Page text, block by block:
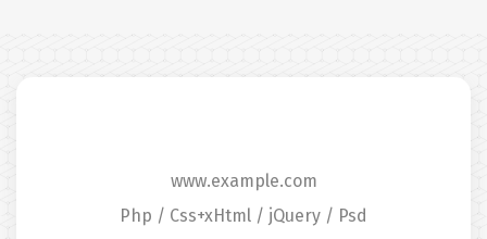
www.example.com
Php / Css+xHtml / jQuery / Psd